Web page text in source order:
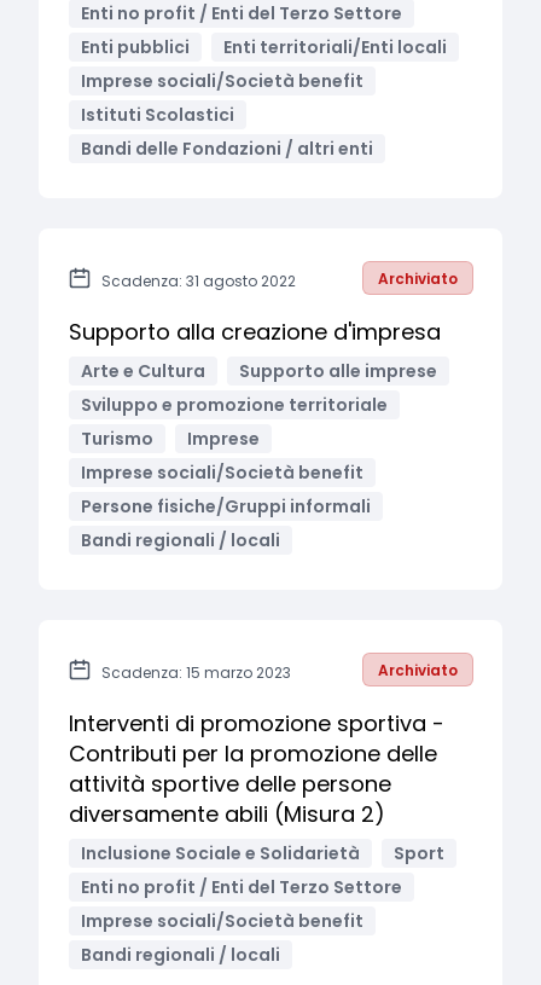
Enti no profit / Enti del Terzo Settore
Enti pubblici
Enti territoriali/Enti locali
Imprese sociali/Società benefit
Istituti Scolastici
Bandi delle Fondazioni / altri enti
Scadenza: 31 agosto 2022 Archiviato
Supporto alla creazione d'impresa
Arte e Cultura
Supporto alle imprese
Sviluppo e promozione territoriale
Turismo
Imprese
Imprese sociali/Società benefit
Persone fisiche/Gruppi informali
Bandi regionali / locali
Scadenza: 15 marzo 2023 Archiviato
Interventi di promozione sportiva -
Contributi per la promozione delle
attività sportive delle persone
diversamente abili (Misura 2)
Inclusione Sociale e Solidarietà
Sport
Enti no profit / Enti del Terzo Settore
Imprese sociali/Società benefit
Bandi regionali / locali